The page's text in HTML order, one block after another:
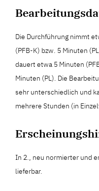
Die Durchführung nimmt
(PFB-K) bzw. 5 Minuten
dauert etwa 5 Minuten
Minuten (PL). Die
sehr unterschiedlich und
mehrere Stunden (in
In 2., neu normierter und
lieferbar.